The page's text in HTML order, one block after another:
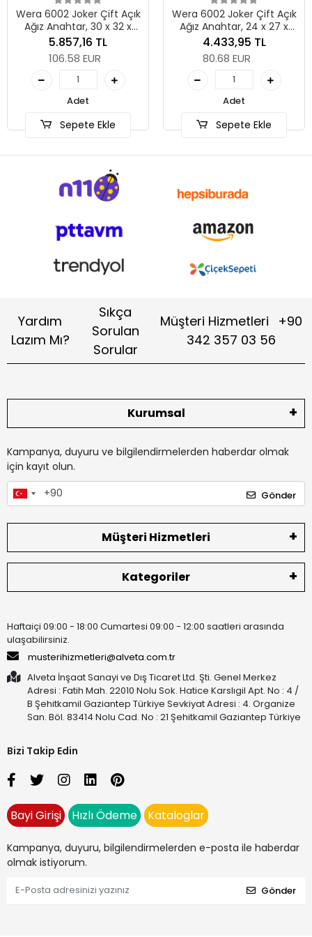
Wera 6002 Joker Çift Açık
Ağız Anahtar, 24 x 27 x
280 mm
4.433,95 TL
80.68 EUR
Sepete Ekle
Adet
Sepete Ekle
Yardım
Lazım Mı?
Sıkça
Sorulan
Sorular
Müşteri Hizmetleri
+90
342 357 03 56
Kurumsal
Kampanya, duyuru ve bilgilendirmelerden haberdar olmak
için kayıt olun.
Gönder
Müşteri Hizmetleri
Kategoriler
Haftaiçi 09:00 - 18:00 Cumartesi 09:00 - 12:00 saatleri arasında
ulaşabilirsiniz.
musterihizmetleri@alveta.com.tr
Alveta İnşaat Sanayi ve Dış Ticaret Ltd. Şti. Genel Merkez
Adresi : Fatih Mah. 22010 Nolu Sok. Hatice Karslıgil Apt. No : 4 /
B Şehitkamil Gaziantep Türkiye Sevkiyat Adresi : 4. Organize
San. Böl. 83414 Nolu Cad. No : 21 Şehitkamil Gaziantep Türkiye
Bizi Takip Edin
Bayi Girişi Hızlı Ödeme Kataloglar
Kampanya, duyuru, bilgilendirmelerden e-posta ile haberdar
olmak istiyorum.
Gönder